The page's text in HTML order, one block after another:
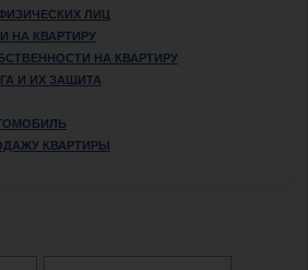
ЛИЦ
НА КВАРТИРУ
НА КВАРТИРУ
И ИХ ЗАЩИТА
КВАРТИРЫ